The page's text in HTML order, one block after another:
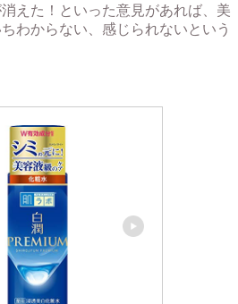
えた！といった意見があれば、美
わからない、感じられないという